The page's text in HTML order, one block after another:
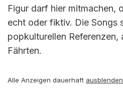
Figur darf hier mitmachen,
echt oder fiktiv. Die Songs
popkulturellen Referenzen,
Fährten.
Alle Anzeigen dauerhaft ausblenden